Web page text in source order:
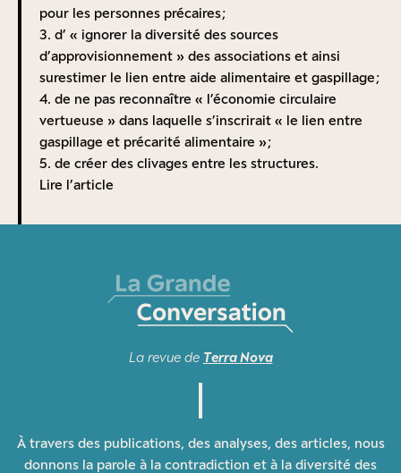
pour les personnes précaires ;
3. d’ « ignorer la diversité des sources
d’approvisionnement » des associations et ainsi
surestimer le lien entre aide alimentaire et gaspillage ;
4. de ne pas reconnaître « l’économie circulaire
vertueuse » dans laquelle s’inscrirait « le lien entre
gaspillage et précarité alimentaire » ;
5. de créer des clivages entre les structures.
Lire l’article
La revue de Terra Nova
À travers des publications, des analyses, des articles, nous
donnons la parole à la contradiction et à la diversité des